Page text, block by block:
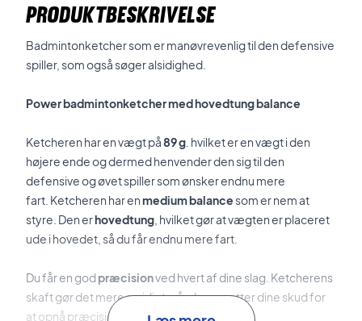
PRODUKTBESKRIVELSE
Badmintonketcher som er manøvrevenlig til den defensive
spiller, som også søger alsidighed.
Power badmintonketcher med hovedtung balance
Ketcheren har en vægt på89 g . hvilket er en vægt i den
højere ende og dermed henvender den sig til den
defensive og øvet spiller som ønsker endnu mere
fart. Ketcheren har enmedium balance som er nem at
styre. Den erhovedtung , hvilket gør at vægten er placeret
ude i hovedet, så du får endnu mere fart.
Du får en godpræcisionved hvert af dine slag. Ketcherens
skaft gør det mere smidigt, når du opsætter dine skud for
at opnå præcision.